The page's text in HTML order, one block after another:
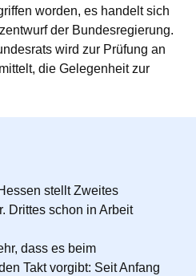
worden, es handelt sich
der Bundesregierung.
wird zur Prüfung an
die Gelegenheit zur
stellt Zweites
Drittes schon in Arbeit
dass es beim
Takt vorgibt: Seit Anfang